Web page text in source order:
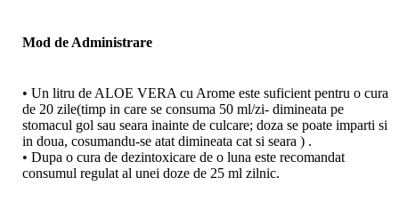
Mod de Administrare
• Un litru de ALOE VERA cu Arome este suficient pentru o cura
de 20 zile(timp in care se consuma 50 ml/zi- dimineata pe
stomacul gol sau seara inainte de culcare; doza se poate imparti si
in doua, cosumandu-se atat dimineata cat si seara ) .
• Dupa o cura de dezintoxicare de o luna este recomandat
consumul regulat al unei doze de 25 ml zilnic.